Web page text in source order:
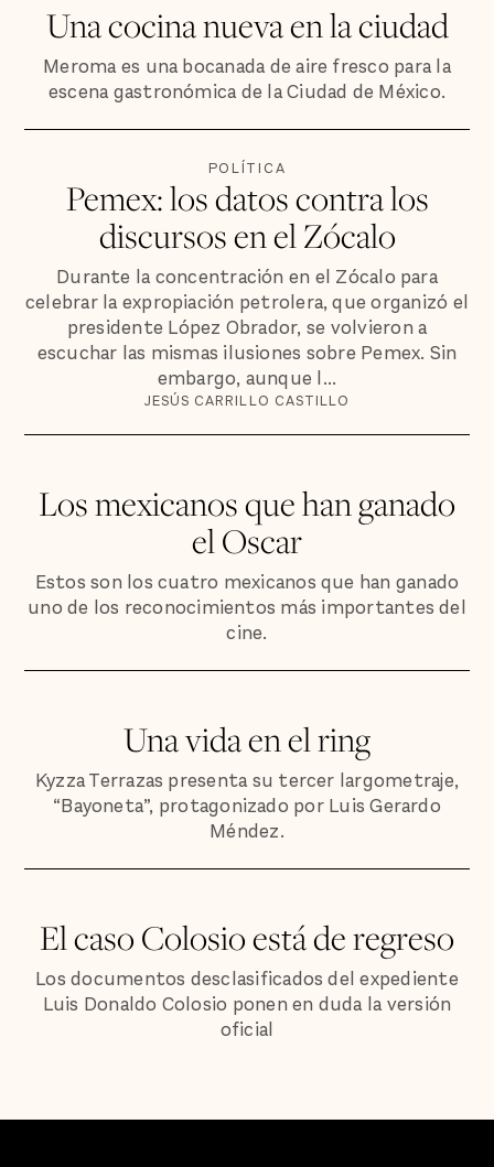
Una cocina nueva en la ciudad
Meroma es una bocanada de aire fresco para la
escena gastronómica de la Ciudad de México.
POLÍTICA
Pemex: los datos contra los
discursos en el Zócalo
Durante la concentración en el Zócalo para
celebrar la expropiación petrolera, que organizó el
presidente López Obrador, se volvieron a
escuchar las mismas ilusiones sobre Pemex. Sin
embargo, aunque l...
JESÚS CARRILLO CASTILLO
Los mexicanos que han ganado
el Oscar
Estos son los cuatro mexicanos que han ganado
uno de los reconocimientos más importantes del
cine.
Una vida en el ring
Kyzza Terrazas presenta su tercer largometraje,
“Bayoneta”, protagonizado por Luis Gerardo
Méndez.
El caso Colosio está de regreso
Los documentos desclasificados del expediente
Luis Donaldo Colosio ponen en duda la versión
oficial